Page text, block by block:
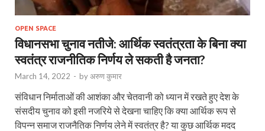
OPEN SPACE
विधानसभा चुनाव नतीजे: आर्थिक स्वतंत्रता के बिना क्या
स्वतंत्र राजनीतिक निर्णय ले सकती है जनता?
March 14, 2022 - byअरुण कुमार
संविधान निर्माताओं की आशंका और चेतवानी को ध्यान में रखते हुए देश के
संसदीय चुनाव को इसी नजरिये से देखना चाहिए कि क्या आर्थिक रूप से
विपन्न समाज राजनैतिक निर्णय लेने में स्वतंत्र है? या कुछ आर्थिक मदद